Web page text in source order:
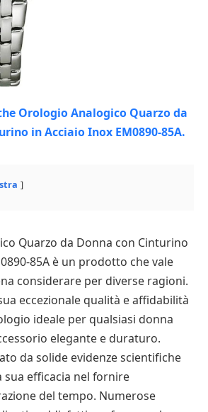
Quarzo da Donna con Cinturino
85A è un prodotto che vale
considerare per diverse ragioni.
eccezionale qualità e affidabilità
ideale per qualsiasi donna
elegante e duraturo.
da solide evidenze scientifiche
sua efficacia nel fornire
del tempo. Numerose